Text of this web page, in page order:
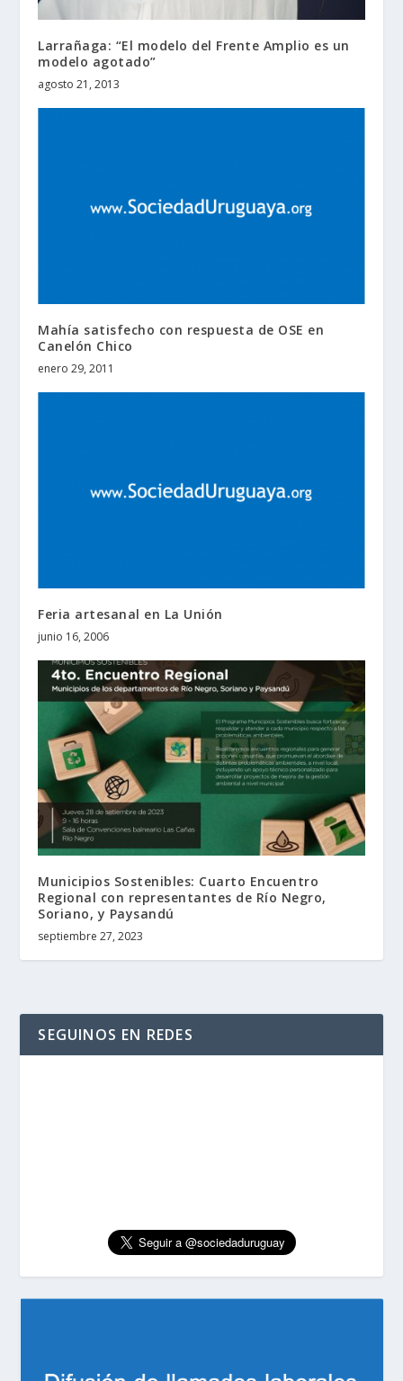
Larrañaga: “El modelo del Frente Amplio es un
modelo agotado”
agosto 21, 2013
Mahía satisfecho con respuesta de OSE en
Canelón Chico
enero 29, 2011
Feria artesanal en La Unión
junio 16, 2006
Municipios Sostenibles: Cuarto Encuentro
Regional con representantes de Río Negro,
Soriano, y Paysandú
septiembre 27, 2023
SEGUINOS EN REDES